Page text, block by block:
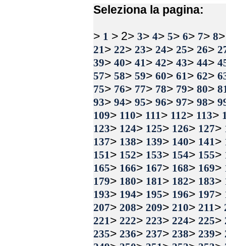
Seleziona la pagina:
> 1 > 2> 3> 4> 5> 6> 7> 8
21 > 22> 23> 24> 25> 26>
39> 40> 41 > 42> 43> 44>
57> 58> 59> 60> 61 > 62>
75> 76> 77> 78> 79> 80>
93> 94> 95> 96> 97> 98>
109> 110> 111 > 112> 113>
123> 124> 125> 126> 127>
137> 138> 139> 140> 141 >
151 > 152> 153> 154> 155>
165> 166> 167> 168> 169>
179> 180> 181 > 182> 183>
193> 194> 195> 196> 197>
207> 208> 209> 210> 211 >
221 > 222> 223> 224> 225>
235> 236> 237> 238> 239>